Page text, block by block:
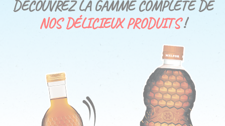
MELFOR AUJOURD’HUI
NOS ENGAGEMENTS
MARQUES
MELFOR
DÉCOUVREZ LA GAMME COMPLÈTE DE
NOS DÉLICIEUX PRODUITS!